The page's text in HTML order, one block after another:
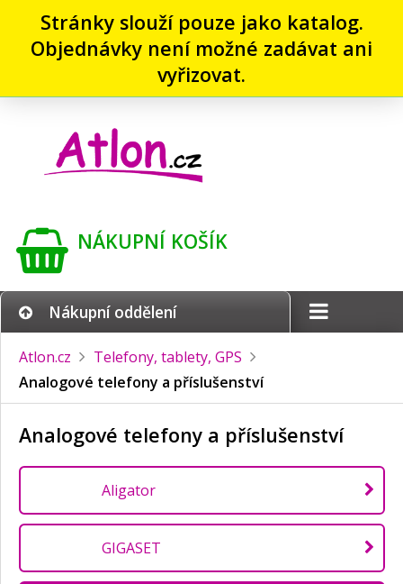
Stránky slouží pouze jako katalog.
Objednávky není možné zadávat ani
vyřizovat.
NÁKUPNÍ KOŠÍK
Nákupní oddělení
Atlon.cz
Telefony, tablety, GPS
Analogové telefony a příslušenství
Analogové telefony a příslušenství
Aligator
GIGASET